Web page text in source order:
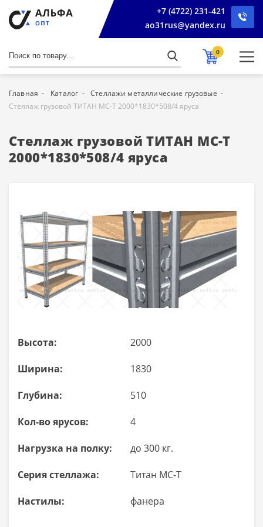
+7 (4722) 231-421
ao31rus@yandex.ru
0
Главная Каталог
Стеллажи металлические грузовые
Стеллаж грузовой ТИТАН МС-Т 2000*1830*508/4 яруса
Стеллаж грузовой ТИТАН МС-Т
2000*1830*508/4 яруса
Высота: 2000
Ширина: 1830
Глубина: 510
Кол-во ярусов: 4
Нагрузка на полку: до 300 кг.
Серия стеллажа: Титан МС-Т
Настилы: фанера